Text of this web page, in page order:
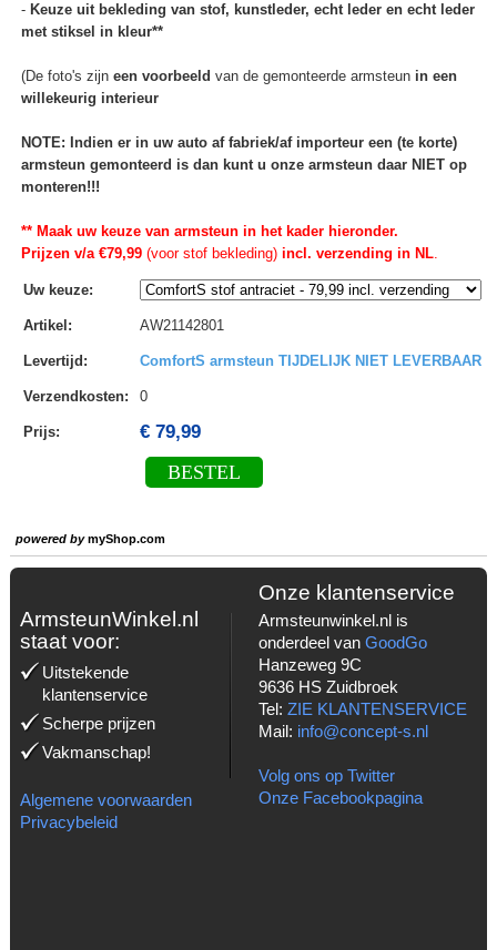
- Keuze uit bekleding van stof, kunstleder, echt leder en echt leder
met stiksel in kleur**
(De foto's zijn een voorbeeld van de gemonteerde armsteun in een
willekeurig interieur
NOTE: Indien er in uw auto af fabriek/af importeur een (te korte)
armsteun gemonteerd is dan kunt u onze armsteun daar NIET op
monteren!!!
** Maak uw keuze van armsteun in het kader hieronder.
Prijzen v/a €79,99(voor stof bekleding)incl. verzending in NL.
Uw keuze:
Artikel : AW21142801
Levertijd : ComfortS armsteun TIJDELIJK NIET LEVERBAAR
Verzendkosten: 0
Prijs: € 79,99
BESTEL
powered bymyShop.com
ArmsteunWinkel.nl
staat voor:
Uitstekende
klantenservice
Scherpe prijzen
Vakmanschap!
Algemene voorwaarden
Privacybeleid
Onze klantenservice
Armsteunwinkel.nl is
onderdeel van GoodGo
Hanzeweg 9C
9636 HS Zuidbroek
Tel: ZIE KLANTENSERVICE
Mail: info@concept-s.nl
Volg ons op Twitter
Onze Facebookpagina